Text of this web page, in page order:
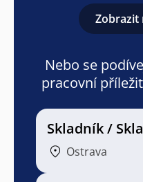
Zobrazit
Nebo se
pracovní
Skladník /
Ostrava